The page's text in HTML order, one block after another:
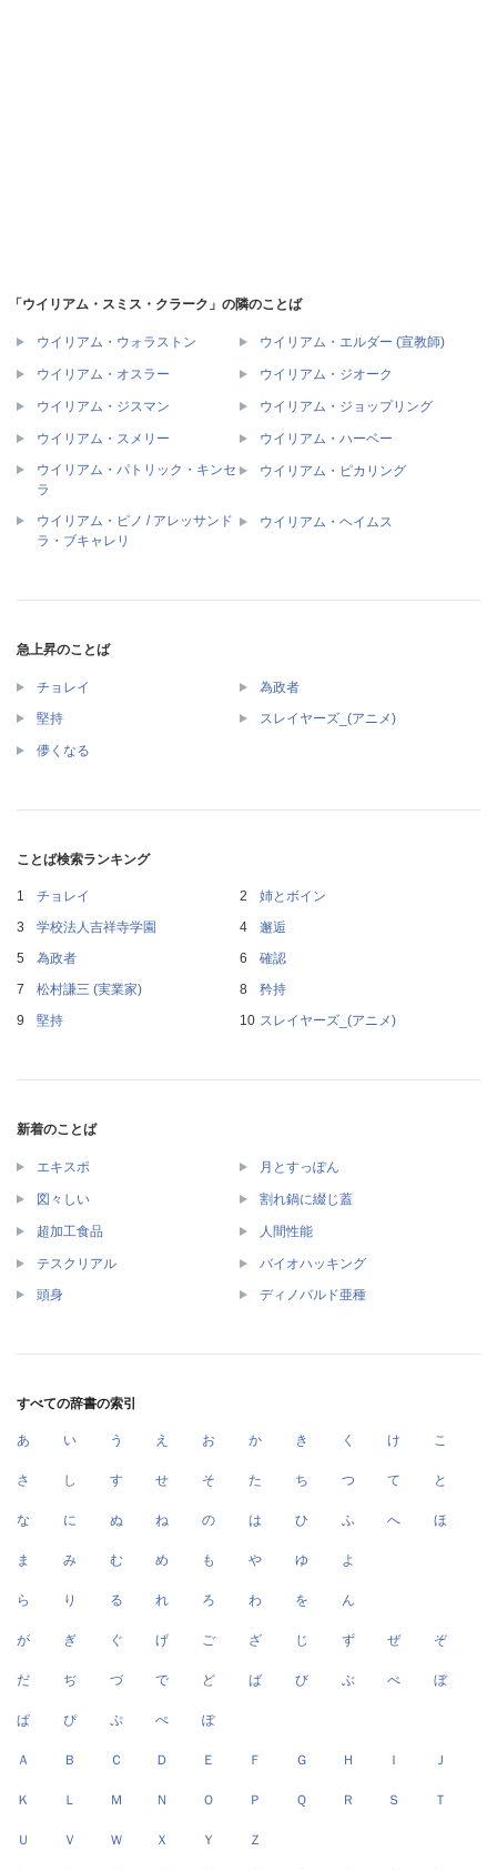
「ウイリアム・スミス・クラーク」の隣のことば
ウイリアム・ウォラストン ウイリアム・エルダー (宣教師)
ウイリアム・オスラー ウイリアム・ジオーク
ウイリアム・ジスマン ウイリアム・ジョップリング
ウイリアム・スメリー
ウイリアム・ハーベー
ウイリアム・パトリック・キンセ
ラ
ウイリアム・ピカリング
ウイリアム・ピノ / アレッサンド
ラ・ブキャレリ
ウイリアム・ヘイムス
急上昇のことば
チョレイ 為政者
堅持 スレイヤーズ_(アニメ)
儚くなる
ことば検索ランキング
チョレイ
姉とボイン
学校法人吉祥寺学園
邂逅
為政者
確認
松村謙三 (実業家)
矜持
堅持
スレイヤーズ_(アニメ)
新着のことば
エキスポ 月とすっぽん
図々しい 割れ鍋に綴じ蓋
超加工食品 人間性能
テスクリアル バイオハッキング
頭身 ディノバルド亜種
すべての辞書の索引
あ い う え お か き く け こ
さ し す せ そ た ち つ て と
な に ぬ ね の は ひ ふ へ ほ
ま み む め も や ゆ よ
ら り る れ ろ わ を ん
が ぎ ぐ げ ご ざ じ ず ぜ ぞ
だ ぢ づ で ど ば び ぶ べ ぼ
ぱ ぴ ぷ ぺ ぽ
Ａ Ｂ Ｃ Ｄ Ｅ Ｆ Ｇ Ｈ Ｉ Ｊ
Ｋ Ｌ Ｍ Ｎ Ｏ Ｐ Ｑ Ｒ Ｓ Ｔ
Ｕ Ｖ Ｗ Ｘ Ｙ Ｚ